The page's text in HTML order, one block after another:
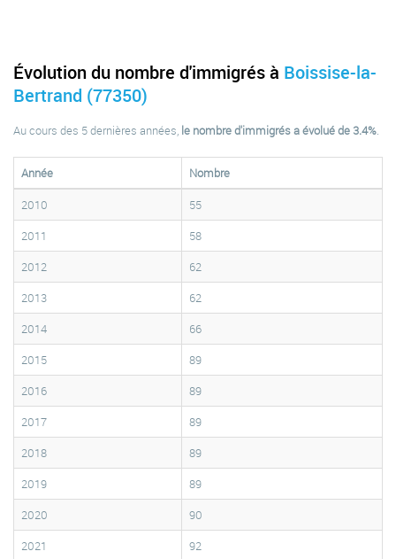
Évolution du nombre d'immigrés à Boissise-la-
Bertrand (77350)
Au cours des 5 dernières années, le nombre d'immigrés a évolué de 3.4%.
Année
Nombre
2010
55
2011
58
2012
62
2013
62
2014
66
2015
89
2016
89
2017
89
2018
89
2019
89
2020
90
2021
92